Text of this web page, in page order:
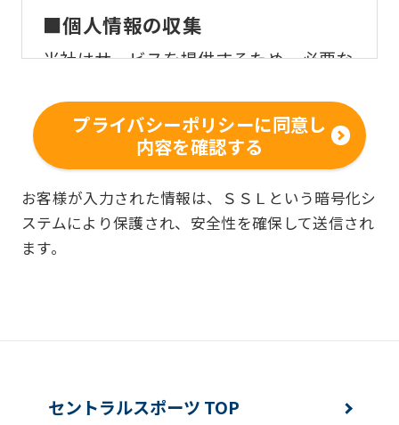
■個人情報の収集
当社はサービスを提供するため、必要な
客様の個人情報を収集いたします。
■個人情報の利用
お客様からお預かりした個人情報は、以
下の目的で使用させて頂きます。また、
違法または不当な行為を助長し、または
ご利用上の諸連絡や利用状況の確認の
プライバシーポリシーに同意し
内容を確認する
お客様が入力された情報は、ＳＳＬという暗号化シ
ステムにより保護され、安全性を確保して送信され
ます。
セントラルスポーツ TOP